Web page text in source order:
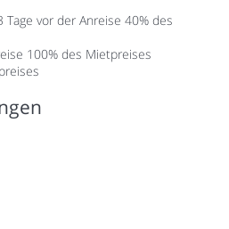
vor der Anreise 40% des
100% des Mietpreises